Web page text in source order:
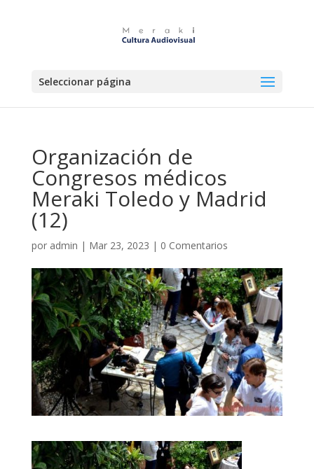
Seleccionar página
Organización de
Congresos médicos
Meraki Toledo y Madrid
(12)
por admin | Mar 23, 2023 | 0 Comentarios